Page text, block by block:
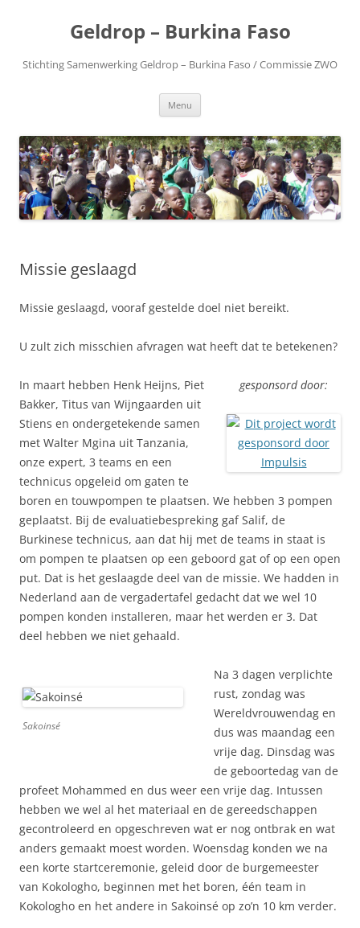
Geldrop – Burkina Faso
Stichting Samenwerking Geldrop – Burkina Faso / Commissie ZWO
Menu
Missie geslaagd
Missie geslaagd, vooraf gestelde doel niet bereikt.
U zult zich misschien afvragen wat heeft dat te betekenen?
gesponsord door:
In maart hebben Henk Heijns, Piet
Bakker, Titus van Wijngaarden uit
Stiens en ondergetekende samen
met Walter Mgina uit Tanzania,
onze expert, 3 teams en een
technicus opgeleid om gaten te
boren en touwpompen te plaatsen. We hebben 3 pompen
geplaatst. Bij de evaluatiebespreking gaf Salif, de
Burkinese technicus, aan dat hij met de teams in staat is
om pompen te plaatsen op een geboord gat of op een open
put. Dat is het geslaagde deel van de missie. We hadden in
Nederland aan de vergadertafel gedacht dat we wel 10
pompen konden installeren, maar het werden er 3. Dat
deel hebben we niet gehaald.
Sakoinsé
Na 3 dagen verplichte
rust, zondag was
Wereldvrouwendag en
dus was maandag een
vrije dag. Dinsdag was
de geboortedag van de
profeet Mohammed en dus weer een vrije dag. Intussen
hebben we wel al het materiaal en de gereedschappen
gecontroleerd en opgeschreven wat er nog ontbrak en wat
anders gemaakt moest worden. Woensdag konden we na
een korte startceremonie, geleid door de burgemeester
van Kokologho, beginnen met het boren, één team in
Kokologho en het andere in Sakoinsé op zo’n 10 km verder.